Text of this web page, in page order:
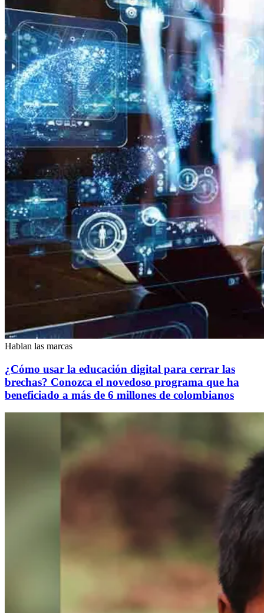
Hablan las marcas
¿Cómo usar la educación digital para cerrar las
brechas? Conozca el novedoso programa que ha
beneficiado a más de 6 millones de colombianos